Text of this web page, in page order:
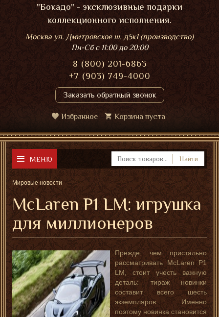
"Бокадо" - эксклюзивные подарки
коллекционного исполнения.
Москва ул. Дмитровское ш. д5к1 (производство)
Пн-Сбс 11:00 до 20:00
8 (800) 201-6863
+7 (903) 749-4000
Заказать обратный звонок
Избранное Корзина пуста
МЕНЮ Найти
Мировые новости
McLaren P1 LM: игрушка
для миллионеров
Прежде, чем пристально
рассматривать McLaren P1
LM, стоит учесть важную
деталь: тираж новинки
составит всего шесть
экземпляров. Именно
поэтому новинка становится